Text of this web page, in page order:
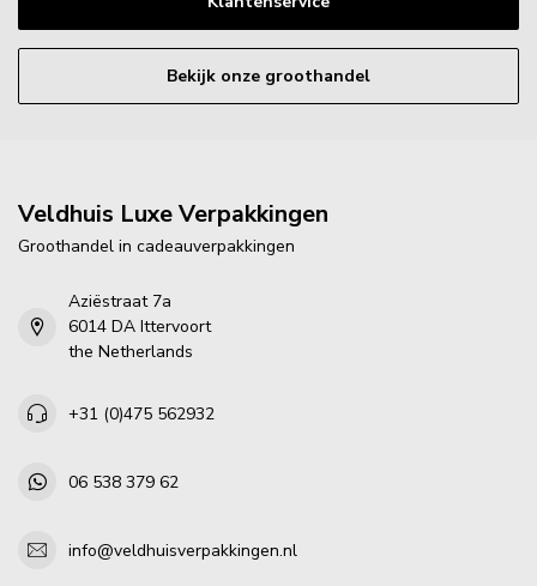
Bekijk onze groothandel
Veldhuis Luxe Verpakkingen
Groothandel in cadeauverpakkingen
Aziëstraat 7a
6014 DA Ittervoort
the Netherlands
+31 (0)475 562932
06 538 379 62
info@veldhuisverpakkingen.nl